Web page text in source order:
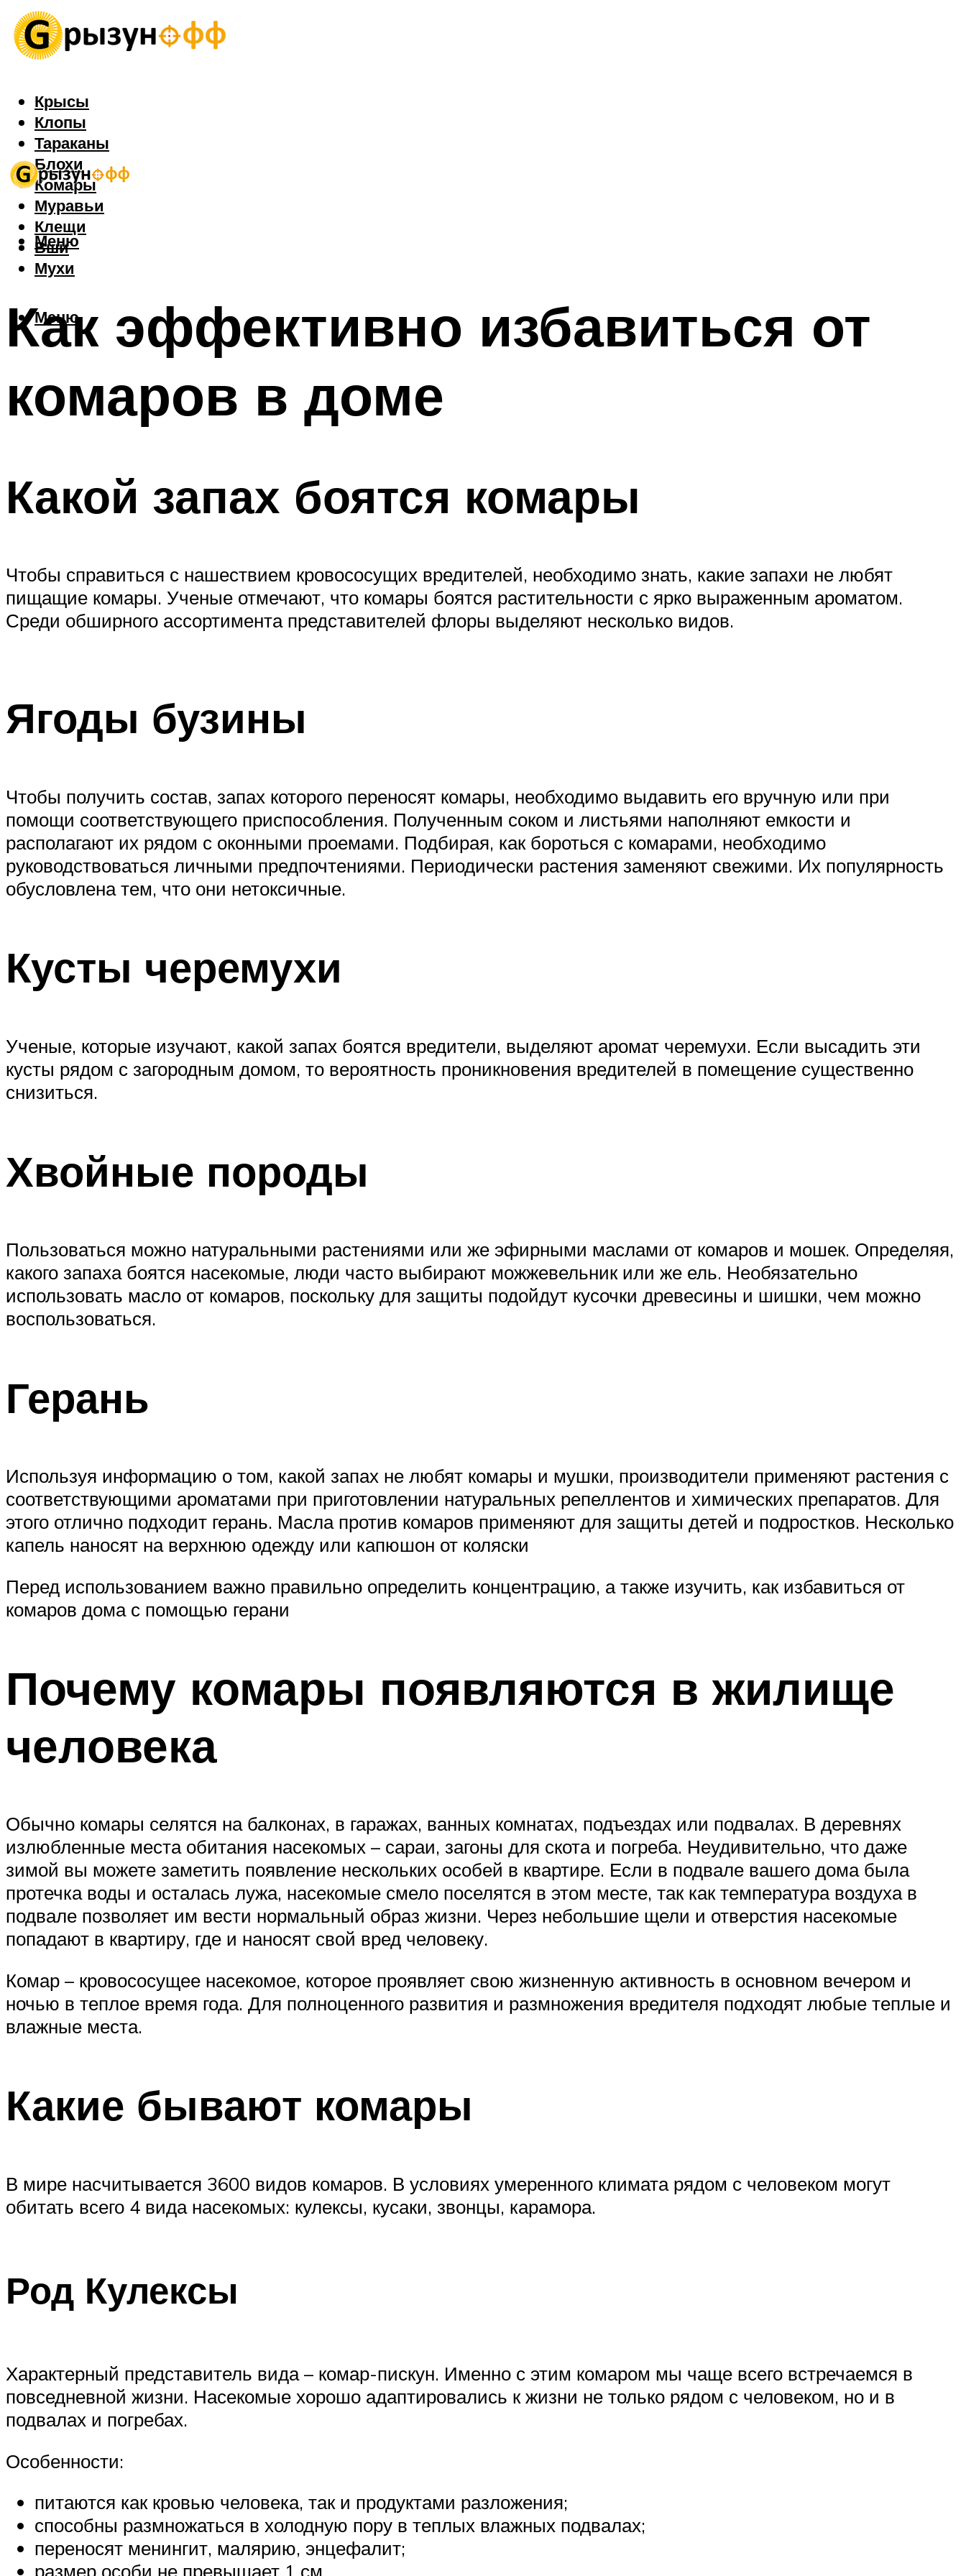
Крысы
Клопы
Тараканы
Блохи
Комары
Муравьи
Клещи
Вши
Мухи
Меню
Меню
Как эффективно избавиться от
комаров в доме
Какой запах боятся комары
Чтобы справиться с нашествием кровососущих вредителей, необходимо знать, какие запахи не любят
пищащие комары. Ученые отмечают, что комары боятся растительности с ярко выраженным ароматом.
Среди обширного ассортимента представителей флоры выделяют несколько видов.
Ягоды бузины
Чтобы получить состав, запах которого переносят комары, необходимо выдавить его вручную или при
помощи соответствующего приспособления. Полученным соком и листьями наполняют емкости и
располагают их рядом с оконными проемами. Подбирая, как бороться с комарами, необходимо
руководствоваться личными предпочтениями. Периодически растения заменяют свежими. Их популярность
обусловлена тем, что они нетоксичные.
Кусты черемухи
Ученые, которые изучают, какой запах боятся вредители, выделяют аромат черемухи. Если высадить эти
кусты рядом с загородным домом, то вероятность проникновения вредителей в помещение существенно
снизиться.
Хвойные породы
Пользоваться можно натуральными растениями или же эфирными маслами от комаров и мошек. Определяя,
какого запаха боятся насекомые, люди часто выбирают можжевельник или же ель. Необязательно
использовать масло от комаров, поскольку для защиты подойдут кусочки древесины и шишки, чем можно
воспользоваться.
Герань
Используя информацию о том, какой запах не любят комары и мушки, производители применяют растения с
соответствующими ароматами при приготовлении натуральных репеллентов и химических препаратов. Для
этого отлично подходит герань. Масла против комаров применяют для защиты детей и подростков. Несколько
капель наносят на верхнюю одежду или капюшон от коляски
Перед использованием важно правильно определить концентрацию, а также изучить, как избавиться от
комаров дома с помощью герани
Почему комары появляются в жилище
человека
Обычно комары селятся на балконах, в гаражах, ванных комнатах, подъездах или подвалах. В деревнях
излюбленные места обитания насекомых – сараи, загоны для скота и погреба. Неудивительно, что даже
зимой вы можете заметить появление нескольких особей в квартире. Если в подвале вашего дома была
протечка воды и осталась лужа, насекомые смело поселятся в этом месте, так как температура воздуха в
подвале позволяет им вести нормальный образ жизни. Через небольшие щели и отверстия насекомые
попадают в квартиру, где и наносят свой вред человеку.
Комар – кровососущее насекомое, которое проявляет свою жизненную активность в основном вечером и
ночью в теплое время года. Для полноценного развития и размножения вредителя подходят любые теплые и
влажные места.
Какие бывают комары
В мире насчитывается 3600 видов комаров. В условиях умеренного климата рядом с человеком могут
обитать всего 4 вида насекомых: кулексы, кусаки, звонцы, карамора.
Род Кулексы
Характерный представитель вида – комар-пискун. Именно с этим комаром мы чаще всего встречаемся в
повседневной жизни. Насекомые хорошо адаптировались к жизни не только рядом с человеком, но и в
подвалах и погребах.
Особенности:
питаются как кровью человека, так и продуктами разложения;
способны размножаться в холодную пору в теплых влажных подвалах;
переносят менингит, малярию, энцефалит;
размер особи не превышает 1 см.